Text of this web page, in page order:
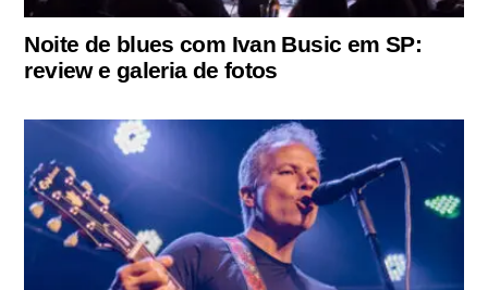
Noite de blues com Ivan Busic em SP:
review e galeria de fotos